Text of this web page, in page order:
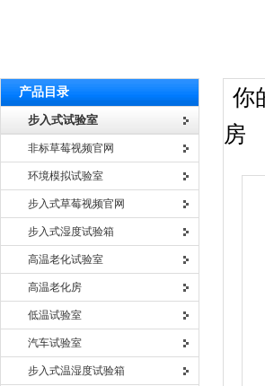
产品目录
步入式试验室
非标草莓视频官网
环境模拟试验室
步入式草莓视频官网
步入式湿度试验箱
高温老化试验室
高温老化房
低温试验室
汽车试验室
步入式温湿度试验箱
你
房